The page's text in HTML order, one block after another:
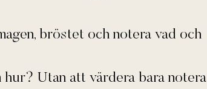
bröstet och notera vad och
Utan att värdera bara notera